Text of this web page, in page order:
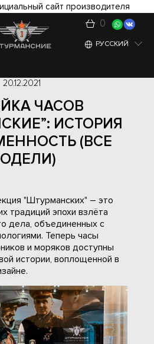
сайт производителя
0
РУССКИЙ
20.12.2021
ЧАСОВ
ИСТОРИЯ
(ВСЕ
"Штурманских" – это
традиций эпохи взлёта
дела, объединенных с
Теперь часы
и моряков доступны
истории, воплощенной в